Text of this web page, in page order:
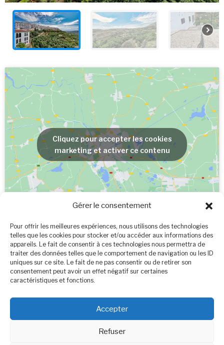
Gérer le consentement
Pour offrir les meilleures expériences, nous utilisons des technologies
telles que les cookies pour stocker et/ou accéder aux informations des
appareils. Le fait de consentir à ces technologies nous permettra de
traiter des données telles que le comportement de navigation ou les ID
uniques sur ce site. Le fait de ne pas consentir ou de retirer son
consentement peut avoir un effet négatif sur certaines
caractéristiques et fonctions.
Accepter
Refuser
Cliquez pour accepter les cookies
marketing et activer ce contenu
marketing et activer ce contenu